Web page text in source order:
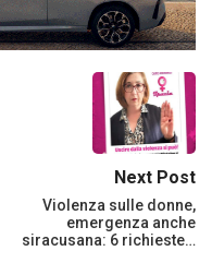
Next Post
Violenza sulle donne,
emergenza anche
siracusana: 6 richieste…